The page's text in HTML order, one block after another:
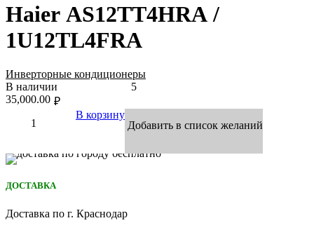
Haier AS12TT4HRA /
1U12TL4FRA
Инверторные кондиционеры
В наличии
5
₽
35,000.00
В корзину
Добавить в список желаний
ДОСТАВКА
Доставка по г. Краснодар